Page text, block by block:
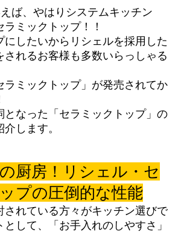
ば、やはりシステムキッチン
ラミックトップ！！
にしたいからリシェルを採用した
されるお客様も多数いらっしゃる
ラミックトップ」が発売されてか
となった「セラミックトップ」の
します。
厨房！リシェル・セ
プの圧倒的な性能
されている方々がキッチン選びで
して、「お手入れのしやすさ」